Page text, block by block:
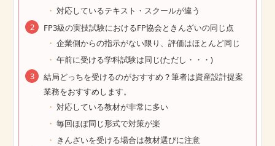
対応しているテキスト・スクールが違う
FP3級の実技試験におけるFP協会ときんざいの同じ点
企業側からの指示がない限り、評価はほとんど同じ
午前に受ける学科試験は同じ(ただし・・・)
結局どっちを受けるのがおすすめ？筆者は資産設計提案
業務をおすすめします。
対応している教材が非常に多い
毎回ほぼ同じ形式で対策が楽
きんざいを受ける場合は教材選びに注意